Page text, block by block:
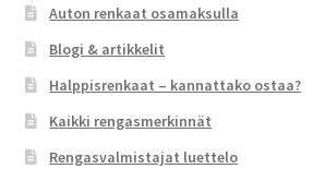
Auton renkaat osamaksulla
Blogi & artikkelit
Halppisrenkaat – kannattako ostaa?
Kaikki rengasmerkinnät
Rengasvalmistajat luettelo